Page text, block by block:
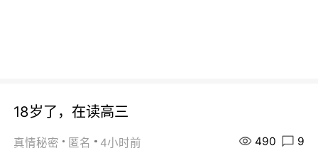
18岁了，在读高三
真情秘密 匿名 4小时前 490 9